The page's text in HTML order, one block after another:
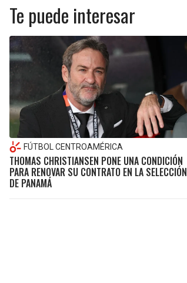
Te puede interesar
FÚTBOL CENTROAMÉRICA
THOMAS CHRISTIANSEN PONE UNA CONDICIÓN
PARA RENOVAR SU CONTRATO EN LA SELECCIÓN
DE PANAMÁ